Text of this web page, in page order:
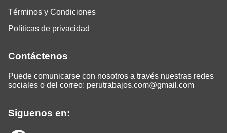
Términos y Condiciones
Políticas de privacidad
Contáctenos
Puede comunicarse con nosotros a través nuestras redes
sociales o del correo: perutrabajos.com@gmail.com
Siguenos en: